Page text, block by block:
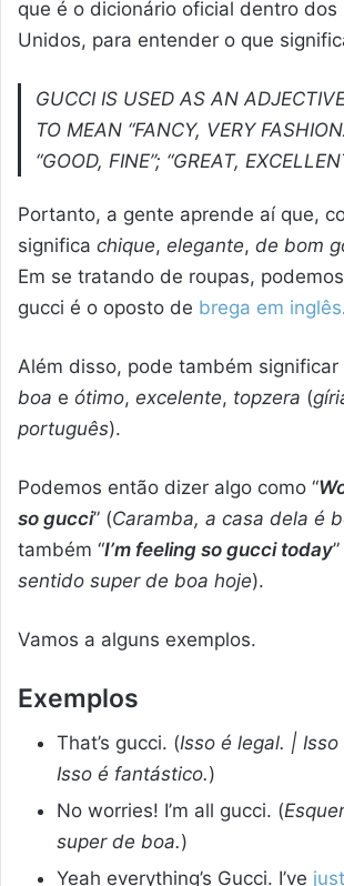
que é o dicionário oficial dentro dos
Unidos, para entender o que
GUCCI IS USED AS AN
TO MEAN “FANCY, VERY
“GOOD, FINE”; “GREAT,
Portanto, a gente aprende aí que,
significa chique, elegante, de bom
Em se tratando de roupas,
gucci é o oposto de brega em inglês
Além disso, pode também significar
boa e ótimo, excelente, topzera (
português).
Podemos então dizer algo como “
so gucci” (Caramba, a casa dela é
também “I’m feeling so gucci today
sentido super de boa hoje).
Vamos a alguns exemplos.
Exemplos
That’s gucci. (Isso é legal. |
Isso é fantástico.)
No worries! I’m all gucci. (
super de boa.)
Yeah everything’s Gucci. I’ve just